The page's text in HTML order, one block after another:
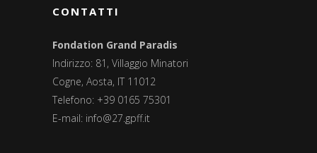
CONTATTI
Fondation Grand Paradis
Indirizzo: 81, Villaggio Minatori
Cogne, Aosta, IT 11012
Telefono: +39 0165 75301
E-mail: info@27.gpff.it